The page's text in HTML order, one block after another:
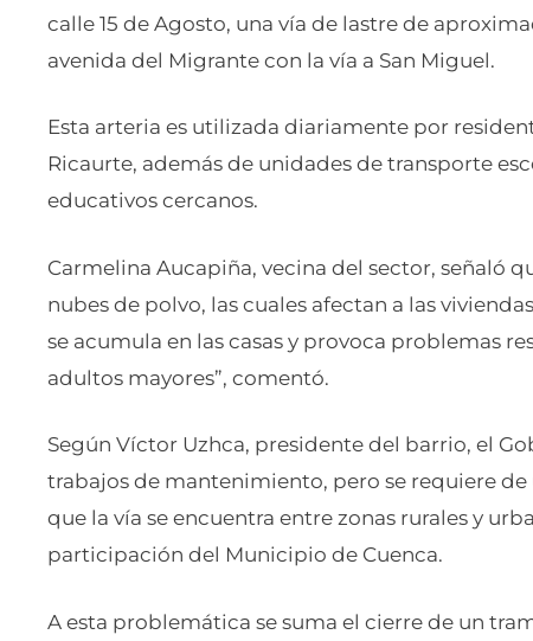
calle 15 de Agosto, una vía de lastre de
avenida del Migrante con la vía a San Miguel.
Esta arteria es utilizada diariamente por
Ricaurte, además de unidades de transporte
educativos cercanos.
Carmelina Aucapiña, vecina del sector, señaló
nubes de polvo, las cuales afectan a las
se acumula en las casas y provoca problemas
adultos mayores”, comentó.
Según Víctor Uzhca, presidente del barrio, el
trabajos de mantenimiento, pero se requiere
que la vía se encuentra entre zonas rurales y
participación del Municipio de Cuenca.
A esta problemática se suma el cierre de un